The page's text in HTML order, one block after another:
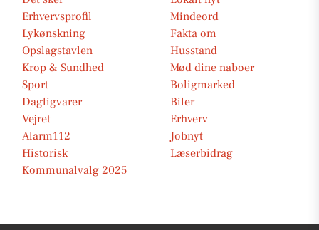
Erhvervsprofil
Mindeord
Lykønskning
Fakta om
Opslagstavlen
Husstand
Krop & Sundhed
Mød dine naboer
Sport
Boligmarked
Dagligvarer
Biler
Vejret
Erhverv
Alarm112
Jobnyt
Historisk
Læserbidrag
Kommunalvalg 2025